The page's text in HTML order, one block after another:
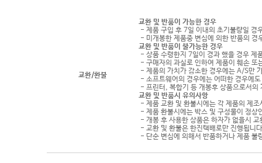
교환/환불
교환 및 반품이 가능한 경우
- 제품 구입 후 7일 이내의 초기불량일 경
- 미개봉한 제품중 변심에 의한 반품의 경
교환 및 반품이 불가능한 경우
- 상품 수령한지 7일이 경과 했을 경우 제
- 구매자의 과실로 인하여 제품이 훼손 또
- 제품의 가치가 감소한 경우에는 A/S만
- 소프트웨어의 경우에는 어떠한 경우에
- 프린터, 복합기 등 개봉후 상품으로서의
교환 및 반품시 유의사항
- 제품 교환 및 환불시에는 각 제품의 제
- 제품 환불시에는 박스 및 구성물이 정상
- 개봉 후 사용한 상품은 하자가 없을시
- 교환 및 환불은 한진택배로만 진행됩니
- 단순 변심에 의해서 반품하거나 제품